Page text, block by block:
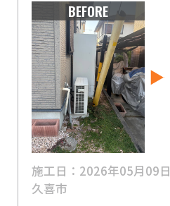
BEFORE
施工日：2026年05月09日
久喜市